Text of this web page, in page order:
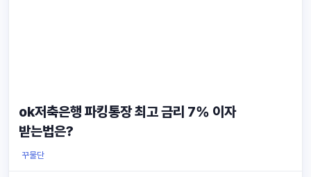
ok저축은행 파킹통장 최고 금리 7% 이자
받는법은?
꾸물단